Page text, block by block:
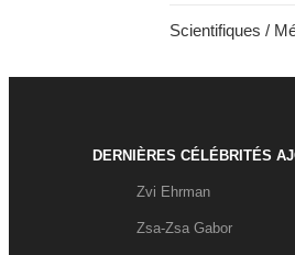
Scientifiques /
DERNIÈRES CÉLÉBRITÉS
Zvi Ehrman
Zsa-Zsa Gabor